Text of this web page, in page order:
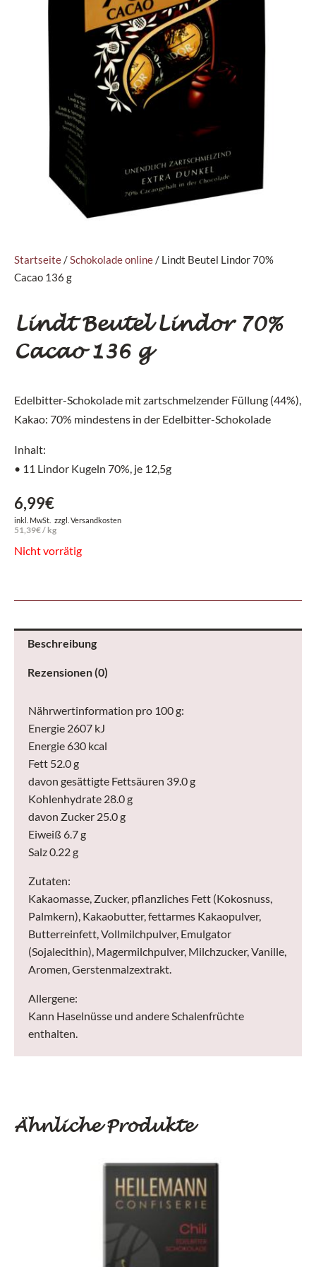
Startseite/Schokolade online/ Lindt Beutel Lindor 70%
Cacao 136 g
Lindt Beutel Lindor 70%
Cacao 136 g
Edelbitter-Schokolade mit zartschmelzender Füllung (44%),
Kakao: 70% mindestens in der Edelbitter-Schokolade
Inhalt:
• 11 Lindor Kugeln 70%, je 12,5g
6,99€
inkl. MwSt. zzgl. Versandkosten
51,39€/ kg
Nicht vorrätig
Beschreibung
Rezensionen (0)
Nährwertinformation pro 100 g:
Energie 2607 kJ
Energie 630 kcal
Fett 52.0 g
davon gesättigte Fettsäuren 39.0 g
Kohlenhydrate 28.0 g
davon Zucker 25.0 g
Eiweiß 6.7 g
Salz 0.22 g
Zutaten:
Kakaomasse, Zucker, pflanzliches Fett (Kokosnuss,
Palmkern), Kakaobutter, fettarmes Kakaopulver,
Butterreinfett, Vollmilchpulver, Emulgator
(Sojalecithin), Magermilchpulver, Milchzucker, Vanille,
Aromen, Gerstenmalzextrakt.
Allergene:
Kann Haselnüsse und andere Schalenfrüchte
enthalten.
Ähnliche Produkte